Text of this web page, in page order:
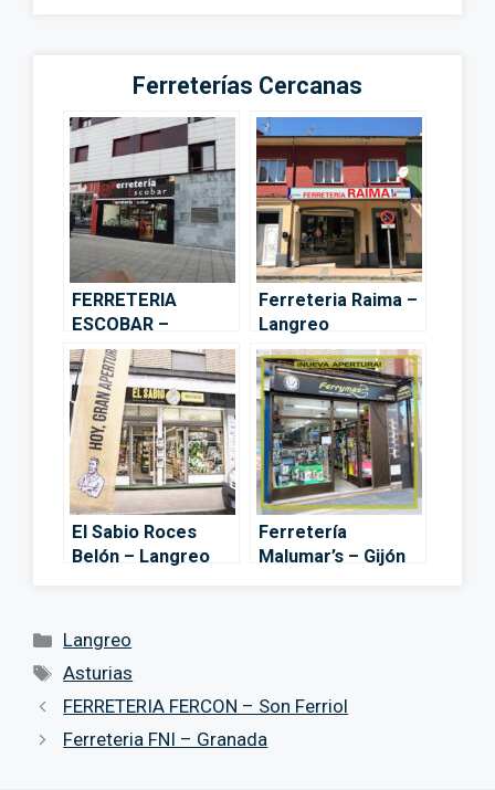
Ferreterías Cercanas
FERRETERIA
ESCOBAR –
Langreo
Ferreteria Raima –
Langreo
El Sabio Roces
Belón – Langreo
Ferretería
Malumar’s – Gijón
Categorías
Langreo
Etiquetas
Asturias
FERRETERIA FERCON – Son Ferriol
Ferreteria FNI – Granada